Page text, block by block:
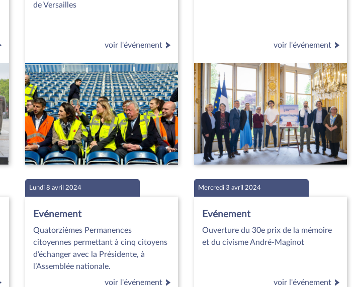
de Versailles
voir l'événement voir l'événement
Lundi 8 avril 2024
Evénement
Quatorzièmes Permanences
citoyennes permettant à cinq citoyens
d’échanger avec la Présidente, à
l’Assemblée nationale.
voir l'événement
Mercredi 3 avril 2024
Evénement
Ouverture du 30e prix de la mémoire
et du civisme André-Maginot
voir l'événement